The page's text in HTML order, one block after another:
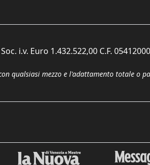
i.v. Euro 1.432.522,00 C.F.
qualsiasi mezzo e l'adattamento totale o